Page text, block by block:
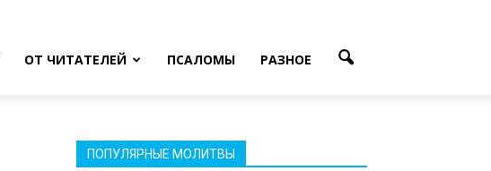
ОТ ЧИТАТЕЛЕЙ ПСАЛОМЫ РАЗНОЕ
ПОПУЛЯРНЫЕ МОЛИТВЫ